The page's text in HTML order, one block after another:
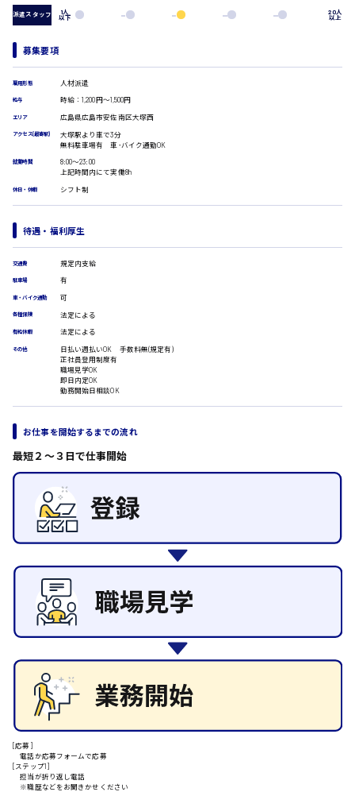
コールセンターオペレーター
一般事務
経理事務
営業事務
医療事務
翻訳、通訳
IT・クリエイティブ系
CADオペレーター
プログラマー
カスタマーエンジニア
販売・サービス・フード系
販売
施工管理
自動車整備士
配送・ドライバー
広島市安佐南区
広島市安佐北区
広島市安芸区
廿日市市
東広島市
安芸高田市
山県郡
安芸太田町
安芸郡
時給1400円～
時給1500円以上
時給制すべて
日給9000円～
日給10000円以上
派遣スタッフ 1人
以下
20人
以上
募集要項
雇用形態 人材派遣
給与 時給：1,200円～1,500円
エリア 広島県広島市安佐南区大塚西
アクセス(最寄駅)
大塚駅より車で3分
無料駐車場有 車･バイク通勤OK
就業時間
8:00〜23:00
上記時間内にて実働8h
休日・休暇 シフト制
待遇・福利厚生
交通費 規定内支給
駐車場 有
車・バイク通勤 可
各種保険 法定による
有給休暇 法定による
その他
日払い週払いOK 手数料無(規定有)
正社員登用制度有
職場見学OK
即日内定OK
勤務開始日相談OK
お仕事を開始するまでの流れ
最短２〜３日で仕事開始
[応募]
電話か応募フォームで応募
[ステップ1]
担当が折り返し電話
※職歴などをお聞きかせください